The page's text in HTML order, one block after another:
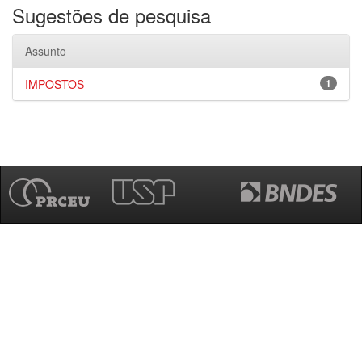
Sugestões de pesquisa
Assunto
1
IMPOSTOS